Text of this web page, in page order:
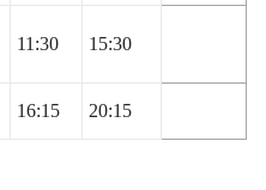
11:30 15:30
16:15 20:15